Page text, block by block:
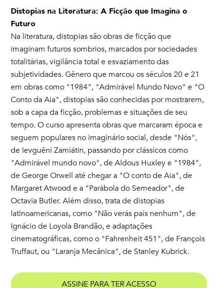
Distopias na Literatura: A Ficção que Imagina o
Futuro
Na literatura, distopias são obras de ficção que
imaginam futuros sombrios, marcados por sociedades
totalitárias, vigilância total e esvaziamento das
subjetividades. Gênero que marcou os séculos 20 e 21
em obras como "1984", "Admirável Mundo Novo" e "O
Conto da Aia", distopias são conhecidas por mostrarem,
sob a capa da ficção, problemas e situações de seu
tempo. O curso apresenta obras que marcaram época e
seguem populares no imaginário social, desde "Nós",
de Ievguêni Zamiátin, passando por clássicos como
"Admirável mundo novo", de Aldous Huxley e "1984",
de George Orwell até chegar a "O conto de Aia", de
Margaret Atwood e a "Parábola do Semeador", de
Octavia Butler. Além disso, trata de distopias
latinoamericanas, como "Não verás país nenhum", de
Ignácio de Loyola Brandão, e adaptações
cinematográficas, como o "Fahrenheit 451", de François
Truffaut, ou "Laranja Mecânica", de Stanley Kubrick.
ASSINE PARA TER ACESSO